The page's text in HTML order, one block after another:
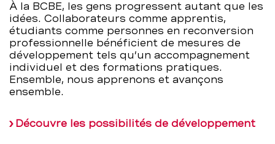
À la BCBE, les gens progressent autant que les
idées. Collaborateurs comme apprentis,
étudiants comme personnes en reconversion
professionnelle bénéficient de mesures de
développement tels qu’un accompagnement
individuel et des formations pratiques.
Ensemble, nous apprenons et avançons
ensemble.
Découvre les possibilités de développement